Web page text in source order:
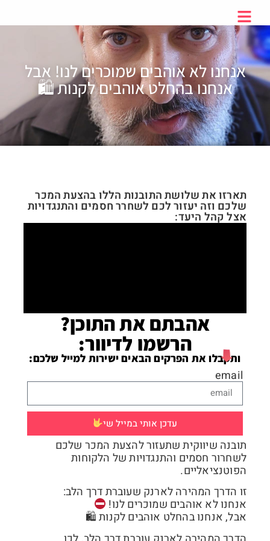
אנחנו לא אוהבים שמוכרים לנו! אבל
אנחנו בהחלט אוהבים לקנות 🛍
תארזו את שלושת התובנות הללו בהצעת המכר
שלכם וזה יעזור לכם לשחרר חסמים והתנגדויות
אצל קהל היעד:
אהבתם את התוכן?
הרשמו לדיוור:​
ותקבלו את הפרקים הבאים ישירות למייל שלכם:
email
עדכן אותי במייל שי
תובנה שיווקית שתעזור להצעת המכר שלכם
לשחרור חסמים והתנגדויות של הלקוחות
הפוטנציאליים.
זו הדרך המהירה לארנק שעוברת דרך הלב:
אנחנו לא אוהבים שמוכרים לנו!
אבל, אנחנו בהחלט אוהבים לקנות 🛍